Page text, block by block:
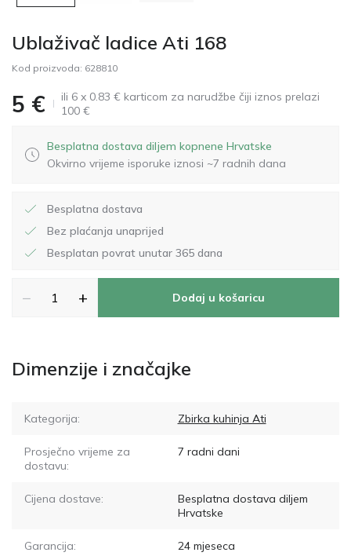
Ublaživač ladice Ati 168
Kod proizvoda: 628810
5 €
ili 6 x 0.83 € karticom za narudžbe čiji iznos prelazi
100 €
Besplatna dostava diljem kopnene Hrvatske
Okvirno vrijeme isporuke iznosi ~7 radnih dana
Besplatna dostava
Bez plaćanja unaprijed
Besplatan povrat unutar 365 dana
− + Dodaj u košaricu
Dimenzije i značajke
Kategorija: Zbirka kuhinja Ati
Prosječno vrijeme za
dostavu:
7 radni dani
Cijena dostave:
Besplatna dostava diljem
Hrvatske
Garancija: 24 mjeseca